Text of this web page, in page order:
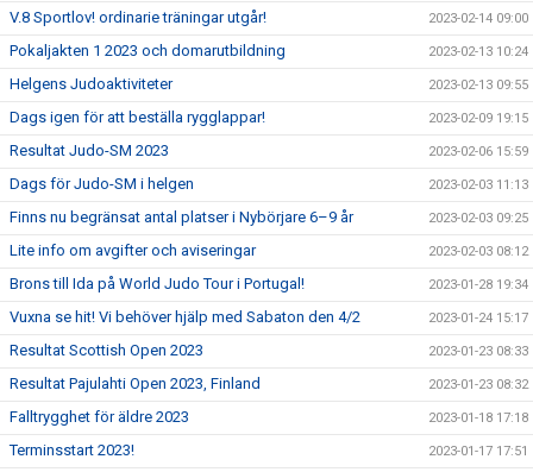
V.8 Sportlov! ordinarie träningar utgår! 2023-02-14 09:00
Pokaljakten 1 2023 och domarutbildning 2023-02-13 10:24
Helgens Judoaktiviteter 2023-02-13 09:55
Dags igen för att beställa rygglappar! 2023-02-09 19:15
Resultat Judo-SM 2023 2023-02-06 15:59
Dags för Judo-SM i helgen 2023-02-03 11:13
Finns nu begränsat antal platser i Nybörjare 6–9 år 2023-02-03 09:25
Lite info om avgifter och aviseringar 2023-02-03 08:12
Brons till Ida på World Judo Tour i Portugal! 2023-01-28 19:34
Vuxna se hit! Vi behöver hjälp med Sabaton den 4/2 2023-01-24 15:17
Resultat Scottish Open 2023 2023-01-23 08:33
Resultat Pajulahti Open 2023, Finland 2023-01-23 08:32
Falltrygghet för äldre 2023 2023-01-18 17:18
Terminsstart 2023! 2023-01-17 17:51